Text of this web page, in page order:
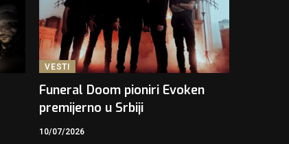
VESTI
Funeral Doom pioniri Evoken
premijerno u Srbiji
10/07/2026